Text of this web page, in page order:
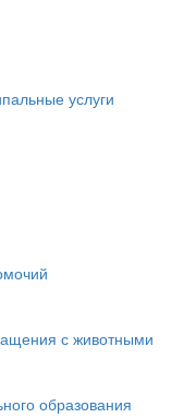
услуги
с животными
образования